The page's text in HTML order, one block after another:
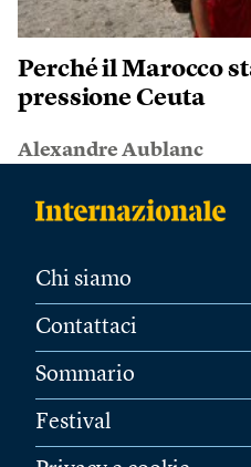
Perché il Marocco
pressione Ceuta
Alexandre Aublanc
Chi siamo
Contattaci
Sommario
Festival